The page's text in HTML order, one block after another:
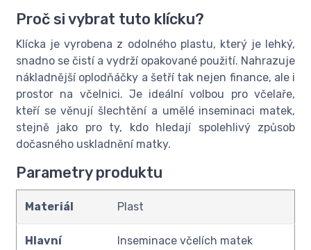
Proč si vybrat tuto klícku?
Klícka je vyrobena z odolného plastu, který je lehký,
snadno se čistí a vydrží opakované použití. Nahrazuje
nákladnější oplodňáčky a šetří tak nejen finance, ale i
prostor na včelnici. Je ideální volbou pro včelaře,
kteří se věnují šlechtění a umělé inseminaci matek,
stejně jako pro ty, kdo hledají spolehlivý způsob
dočasného uskladnění matky.
Parametry produktu
Materiál Plast
Hlavní
Inseminace včelích matek